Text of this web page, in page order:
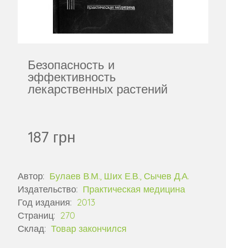
Безопасность и
эффективность
лекарственных растений
187 грн
Автор: Булаев В.М., Ших Е.В., Сычев Д.А.
Издательство: Практическая медицина
Год издания: 2013
Страниц: 270
Склад: Товар закончился